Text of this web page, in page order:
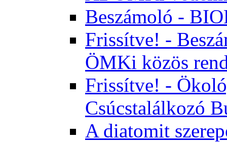
Beszámoló -
Frissítve! -
ÖMKi közös
Frissítve! -
Csúcstalálkozó
A diatomit